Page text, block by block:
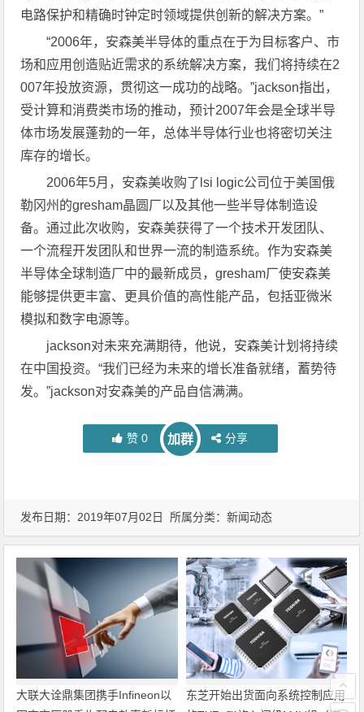
电路保护和精确时钟定时领域提供创新的解决方案。”
“2006年，安森美半导体的重点在于为目标客户、市
场和应用创造贴近需求的系统解决方案，我们将持续在2
007年投放资源，贯彻这一成功的战略。”jackson指出，
受计算和消费类市场的推动，预计2007年会是全球半导
体市场发展蓬勃的一年，总体半导体行业也将密切关注
库存的增长。
2006年5月，安森美收购了lsi logic公司位于美国俄
勒冈州的gresham晶圆厂以及其他一些半导体制造设
备。通过此次收购，安森美获得了一个技术开发团队、
一个流程开发团队和世界一流的制造系统。作为安森美
半导体全球制造厂中的最新成员，gresham厂使安森美
能够提供更丰富、更具价值的高性能产品，包括亚微米
模拟和数字电源等。
jackson对未来充满期待，他说，安森美计划将持续
在中国投资。“我们已经为未来的增长准备就绪，蓄势待
发。”jackson对安森美的产品自信满满。
赞 0 加群 分享
发布日期：2019年07月02日 所属分类：新闻动态
大联大诠鼎集团携手Infineon以
东芝开始出货面向系统控制应用